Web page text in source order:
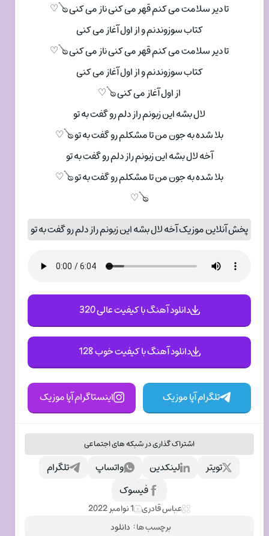
تا دیر سلامت می کنم قهر می کنی ناز می کنی 🪕♡
کتاب سوزوندنم و از اول آغاز می کنی
تا دیر سلامت می کنم قهر می کنی ناز می کنی 🪕♡
کتاب سوزوندنم و از اول آغاز می کنی
از اول آغاز می کنی 🪕♡
لال بشه این زبونم راز دلم رو گفت به تو
بلا شده به جون من تا مشکلم رو گفت به تو 🪕♡
آخه لال بشه این زبونم راز دلم رو گفت به تو
بلا شده به جون من تا مشکلم رو گفت به تو 🪕♡
🪕♡
پخش آنلاین موزیک آخه لال بشه این زبونم راز دلم رو گفت به تو
دانلود آهنگ با کیفیت عالی 320
دانلود آهنگ با کیفیت خوب 128
تلگرام آپا موزیک اینستاگرام آپا موزیک
اشتراک گذاری در شبکه های اجتماعی
تلگرام واتساپ لینکدین
تویتر
فیسوک
عباس قادری 1 نوامبر 2022
برچسب ها : دانلود